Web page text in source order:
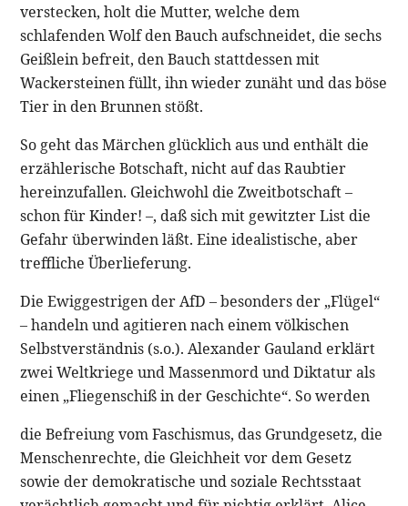
verstecken, holt die Mutter, welche dem
schlafenden Wolf den Bauch aufschneidet, die sechs
Geißlein befreit, den Bauch stattdessen mit
Wackersteinen füllt, ihn wieder zunäht und das böse
Tier in den Brunnen stößt.
So geht das Märchen glücklich aus und enthält die
erzählerische Botschaft, nicht auf das Raubtier
hereinzufallen. Gleichwohl die Zweitbotschaft –
schon für Kinder! –, daß sich mit gewitzter List die
Gefahr überwinden läßt. Eine idealistische, aber
treffliche Überlieferung.
Die Ewiggestrigen der AfD – besonders der „Flügel“
– handeln und agitieren nach einem völkischen
Selbstverständnis (s.o.). Alexander Gauland erklärt
zwei Weltkriege und Massenmord und Diktatur als
einen „Fliegenschiß in der Geschichte“. So werden
die Befreiung vom Faschismus, das Grundgesetz, die
Menschenrechte, die Gleichheit vor dem Gesetz
sowie der demokratische und soziale Rechtsstaat